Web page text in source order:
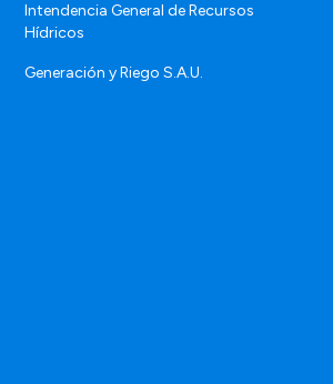
Intendencia General de Recursos
Hídricos
Generación y Riego S.A.U.